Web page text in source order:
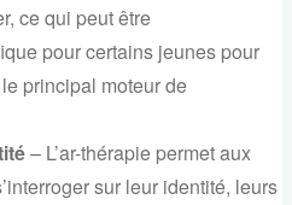
ce qui peut être
pour certains jeunes pour
principal moteur de
– L’ar-thérapie permet aux
sur leur identité, leurs